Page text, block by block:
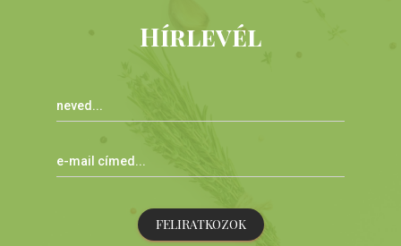
Hírlevél
FELIRATKOZOK